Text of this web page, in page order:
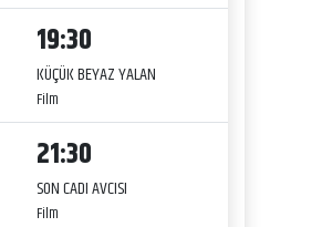
19:30
KÜÇÜK BEYAZ YALAN
Film
21:30
SON CADI AVCISI
Film